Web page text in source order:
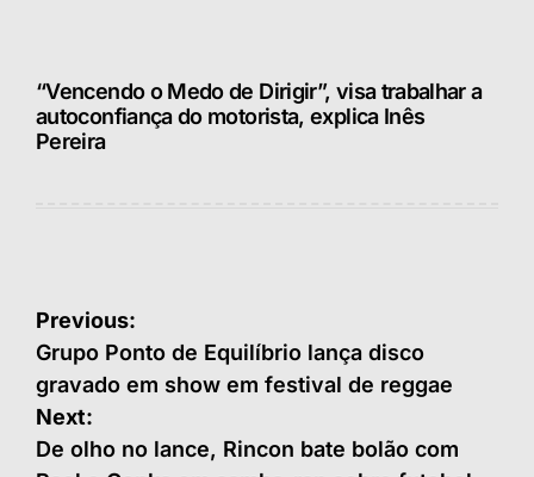
“Vencendo o Medo de Dirigir”, visa trabalhar a
autoconfiança do motorista, explica Inês
Pereira
Navegação
de
Post
Previous:
Grupo Ponto de Equilíbrio lança disco
gravado em show em festival de reggae
Next:
De olho no lance, Rincon bate bolão com